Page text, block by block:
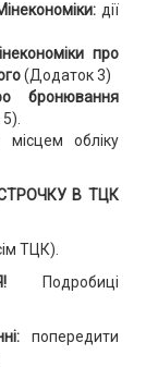
дії
про
(Додаток 3)
бронювання
обліку
В ТЦК
ТЦК).
Подробиці
попередити